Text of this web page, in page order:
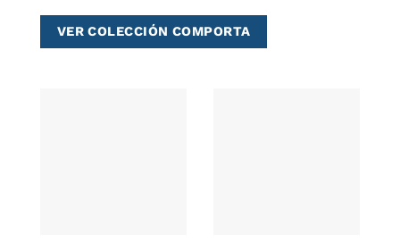
VER COLECCIÓN COMPORTA